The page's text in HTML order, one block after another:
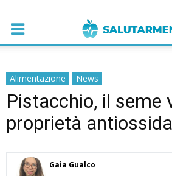
Alimentazione News
Pistacchio, il seme
proprietà
Gaia Gualco